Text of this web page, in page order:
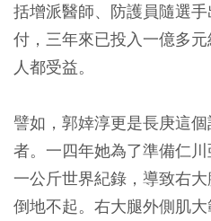
括增派醫師、防護員隨選
付，三年來已投入一億多
人都受益。
譬如，郭婞淳更是長庚這
者。一四年她為了準備仁
一公斤世界紀錄，導致右
倒地不起。右大腿外側肌